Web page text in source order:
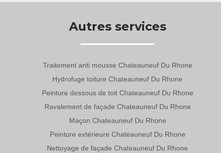
Autres services
Traitement anti mousse Chateauneuf Du Rhone
Hydrofuge toiture Chateauneuf Du Rhone
Peinture dessous de toit Chateauneuf Du Rhone
Ravalement de façade Chateauneuf Du Rhone
Maçon Chateauneuf Du Rhone
Peinture extérieure Chateauneuf Du Rhone
Nettoyage de façade Chateauneuf Du Rhone